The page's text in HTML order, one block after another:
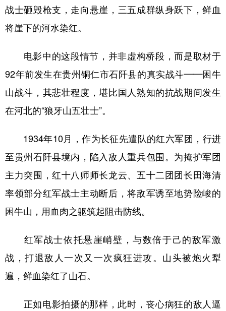
新疆 内蒙古 黑龙江
Русский язык 日本語 한국어
Deutsch Português
战士砸毁枪支，走向悬崖，三五成群纵身跃下，鲜血
将崖下的河水染红。
电影中的这段情节，并非虚构桥段，而是取材于
92年前发生在贵州铜仁市石阡县的真实战斗——困牛
山战斗，其悲壮程度，堪比国人熟知的抗战期间发生
在河北的“狼牙山五壮士”。
1934年10月，作为长征先遣队的红六军团，行进
至贵州石阡县境内，陷入敌人重兵包围。为掩护军团
主力突围，红十八师师长龙云、五十二团团长田海清
率领部分红军战士主动断后，将敌军诱至地势险峻的
困牛山，用血肉之躯筑起阻击防线。
红军战士依托悬崖峭壁，与数倍于己的敌军激
战，打退敌人一次又一次疯狂进攻。山头被炮火犁
遍，鲜血染红了山石。
正如电影拍摄的那样，此时，丧心病狂的敌人逼